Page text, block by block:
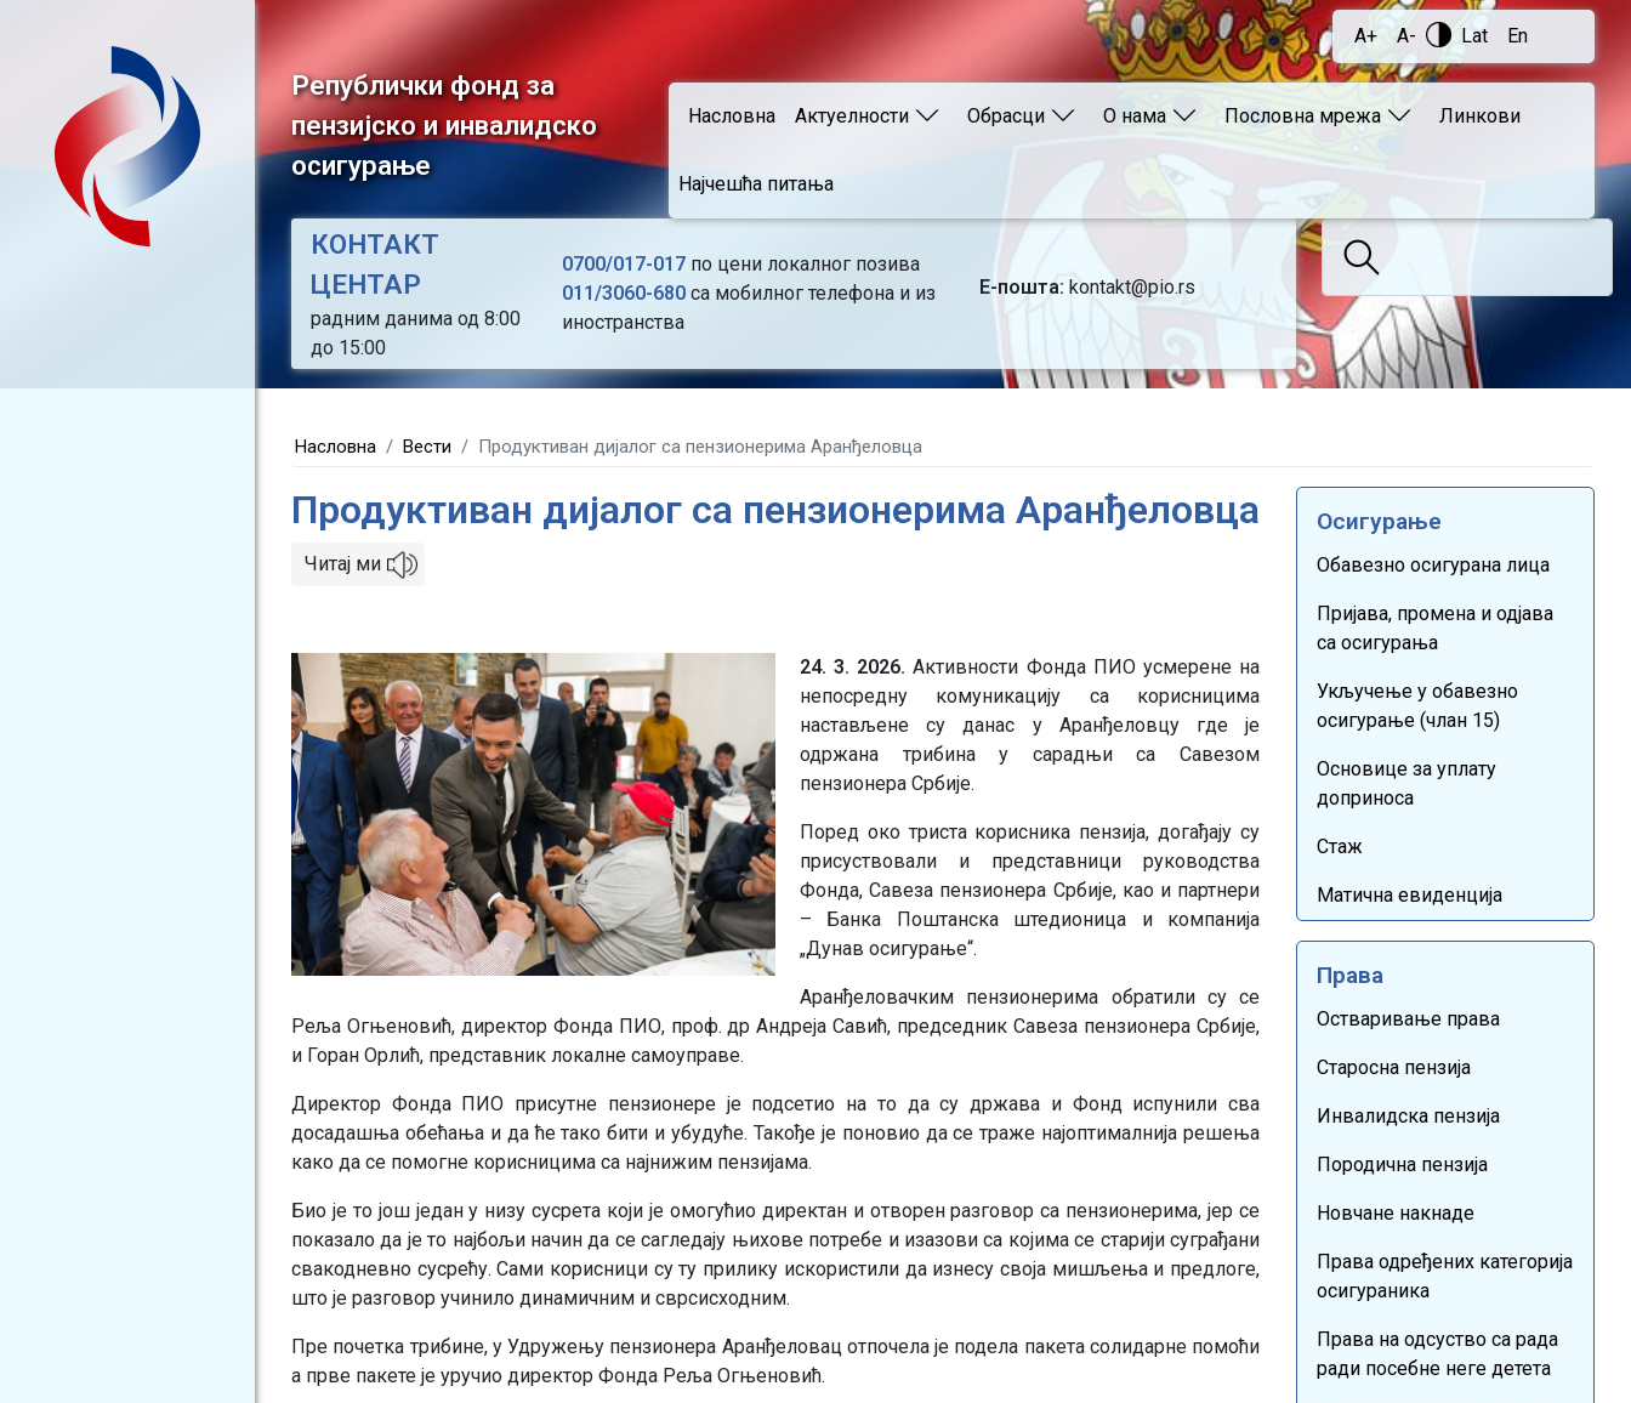
main
Републички фонд за
пензијско и инвалидско
осигурање
A+ A- Lat En
Main navigation
Насловна Актуелности Обрасци О нама Пословна мрежа Линкови
Најчешћа питања
КОНТАКТ
ЦЕНТАР
радним данима од 8:00
до 15:00
0700/017-017по цени локалног позива
011/3060-680са мобилног телефона и из
иностранства
Е-пошта: kontakt@pio.rs
Насловна Вести Продуктиван дијалог са пензионерима Аранђеловца
Продуктиван дијалог са пензионерима Аранђеловца
Читај ми
Image 24. 3. 2026. Активности Фонда ПИО усмерене на
непосредну комуникацију са корисницима
настављене су данас у Аранђеловцу где је
одржана трибина у сарадњи са Савезом
пензионера Србије.
Поред око триста корисника пензија, догађају су
присуствовали и представници руководства
Фонда, Савеза пензионера Србије, као и партнери
– Банка Поштанска штедионица и компанија
„Дунав осигурање“.
Аранђеловачким пензионерима обратили су се
Реља Огњеновић, директор Фонда ПИО, проф. др Андреја Савић, председник Савеза пензионера Србије,
и Горан Орлић, представник локалне самоуправе.
Директор Фонда ПИО присутне пензионере је подсетио на то да су држава и Фонд испунили сва
досадашња обећања и да ће тако бити и убудуће. Такође је поновио да се траже најоптималнија решења
како да се помогне корисницима са најнижим пензијама.
Био је то још један у низу сусрета који је омогућио директан и отворен разговор са пензионерима, јер се
показало да је то најбољи начин да се сагледају њихове потребе и изазови са којима се старији суграђани
свакодневно сусрећу. Сами корисници су ту прилику искористили да изнесу своја мишљења и предлогe,
што је разговор учинило динамичним и сврсисходним.
Пре почетка трибине, у Удружењу пензионера Аранђеловац отпочела је подела пакета солидарне помоћи
а прве пакете је уручио директор Фонда Реља Огњеновић.
Осигурање
Обавезно осигурана лица
Пријава, промена и одјава
са осигурања
Укључење у обавезно
осигурање (члан 15)
Основице за уплату
доприноса
Стаж
Матична евиденција
Права
Остваривање права
Старосна пензија
Инвалидска пензија
Породична пензија
Новчане накнаде
Права одређених категорија
осигураника
Права на одсуство са рада
ради посебне неге детета